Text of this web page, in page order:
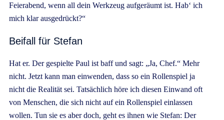
Feierabend, wenn all dein Werkzeug aufgeräumt ist. Hab‘ ich
mich klar ausgedrückt?“
Beifall für Stefan
Hat er. Der gespielte Paul ist baff und sagt: „Ja, Chef.“ Mehr
nicht. Jetzt kann man einwenden, dass so ein Rollenspiel ja
nicht die Realität sei. Tatsächlich höre ich diesen Einwand oft
von Menschen, die sich nicht auf ein Rollenspiel einlassen
wollen. Tun sie es aber doch, geht es ihnen wie Stefan: Der